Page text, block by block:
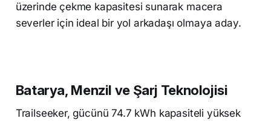
üzerinde çekme kapasitesi sunarak macera
severler için ideal bir yol arkadaşı olmaya aday.
Batarya, Menzil ve Şarj Teknolojisi
Trailseeker, gücünü 74.7 kWh kapasiteli yüksek